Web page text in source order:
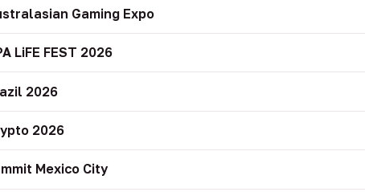
Gaming Expo
LiFE FEST 2026
2026
2026
Mexico City